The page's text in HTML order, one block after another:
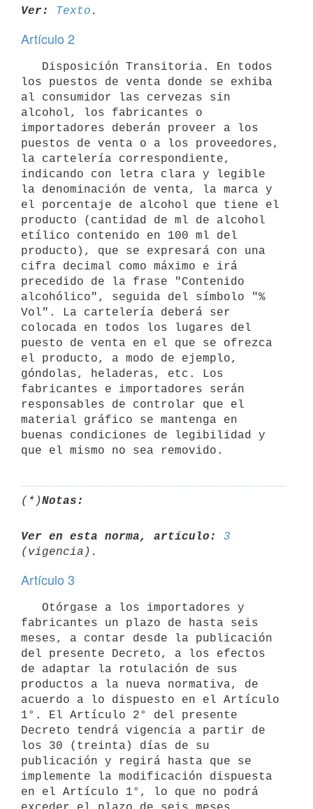
Ver: Texto
Artículo 2
los puestos de venta donde se exhiba
al consumidor las cervezas sin
alcohol, los fabricantes o
importadores deberán proveer a los
puestos de venta o a los proveedores,
la cartelería correspondiente,
indicando con letra clara y legible
la denominación de venta, la marca y
el porcentaje de alcohol que tiene el
producto (cantidad de ml de alcohol
etílico contenido en 100 ml del
producto), que se expresará con una
cifra decimal como máximo e irá
precedido de la frase "Contenido
alcohólico", seguida del símbolo "%
Vol". La cartelería deberá ser
colocada en todos los lugares del
puesto de venta en el que se ofrezca
el producto, a modo de ejemplo,
góndolas, heladeras, etc. Los
fabricantes e importadores serán
responsables de controlar que el
material gráfico se mantenga en
buenas condiciones de legibilidad y
(*)Notas:
Ver en esta norma, artículo:
3
Artículo 3
fabricantes un plazo de hasta seis
meses, a contar desde la publicación
del presente Decreto, a los efectos
de adaptar la rotulación de sus
productos a la nueva normativa, de
acuerdo a lo dispuesto en el Artículo
1°. El Artículo 2° del presente
Decreto tendrá vigencia a partir de
los 30 (treinta) días de su
publicación y regirá hasta que se
implemente la modificación dispuesta
en el Artículo 1°, lo que no podrá